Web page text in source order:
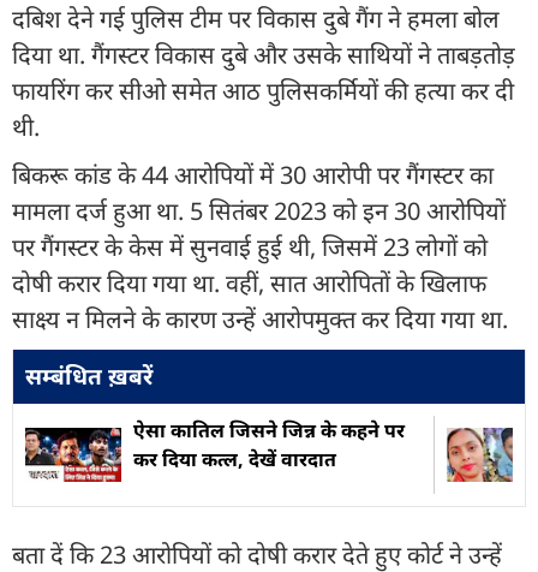
दबिश देने गई पुलिस टीम पर विकास दुबे गैंग ने हमला बोल
दिया था. गैंगस्टर विकास दुबे और उसके साथियों ने ताबड़तोड़
फायरिंग कर सीओ समेत आठ पुलिसकर्मियों की हत्या कर दी
थी.
बिकरू कांड के 44 आरोपियों में 30 आरोपी पर गैंगस्टर का
मामला दर्ज हुआ था. 5 सितंबर 2023 को इन 30 आरोपियों
पर गैंगस्टर के केस में सुनवाई हुई थी, जिसमें 23 लोगों को
दोषी करार दिया गया था. वहीं, सात आरोपितों के खिलाफ
साक्ष्य न मिलने के कारण उन्हें आरोपमुक्त कर दिया गया था.
सम्बंधित ख़बरें
ऐसा काति‍ल ज‍िसने जिन्न के कहने पर
कर द‍ि‍या कत्ल, देखें वारदात
बता दें कि 23 आरोपियों को दोषी करार देते हुए कोर्ट ने उन्हें